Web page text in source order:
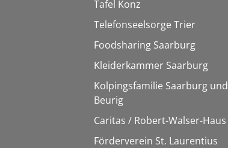
Tafel Konz
Telefonseelsorge Trier
Foodsharing Saarburg
Kleiderkammer Saarburg
Kolpingsfamilie Saarburg und
Beurig
Caritas / Robert-Walser-Haus
Förderverein St. Laurentius